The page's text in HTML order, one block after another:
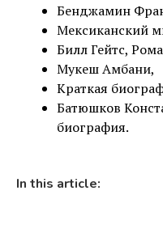
Бенджамин
Мексиканский
Билл Гейтс,
Мукеш Амбани,
Краткая
Батюшков
биография.
In this article: